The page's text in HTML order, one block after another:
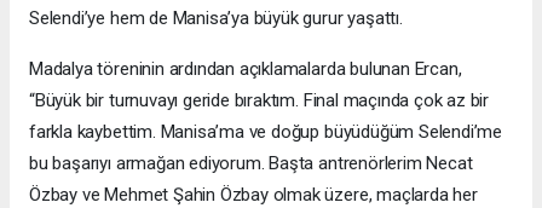
Selendi’ye hem de Manisa’ya büyük gurur yaşattı.
Madalya töreninin ardından açıklamalarda bulunan Ercan,
“Büyük bir turnuvayı geride bıraktım. Final maçında çok az bir
farkla kaybettim. Manisa’ma ve doğup büyüdüğüm Selendi’me
bu başarıyı armağan ediyorum. Başta antrenörlerim Necat
Özbay ve Mehmet Şahin Özbay olmak üzere, maçlarda her